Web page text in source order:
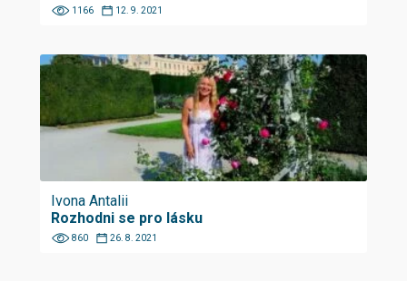
1166 12. 9. 2021
Ivona Antalii
Rozhodni se pro lásku
860 26. 8. 2021